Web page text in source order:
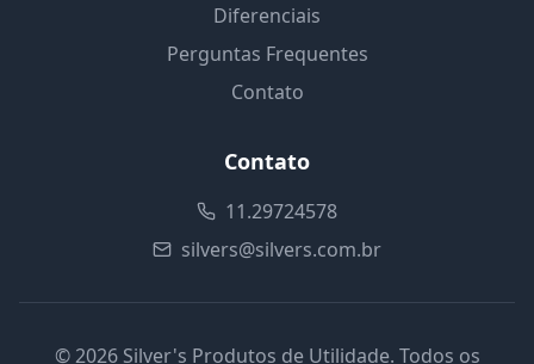
Diferenciais
Perguntas Frequentes
Contato
Contato
11.29724578
silvers@silvers.com.br
©2026Silver's Produtos de Utilidade. Todos os